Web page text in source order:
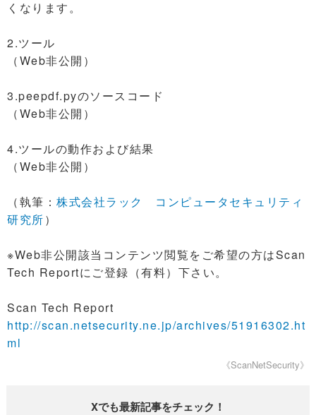
くなります。
2.ツール
（Web非公開）
3.peepdf.pyのソースコード
（Web非公開）
4.ツールの動作および結果
（Web非公開）
（執筆： 株式会社ラック コンピュータセキュリティ
研究所）
※Web非公開該当コンテンツ閲覧をご希望の方はScan
Tech Reportにご登録（有料）下さい。
Scan Tech Report
http://scan.netsecurity.ne.jp/archives/51916302.ht
ml
《ScanNetSecurity》
Xでも最新記事をチェック！